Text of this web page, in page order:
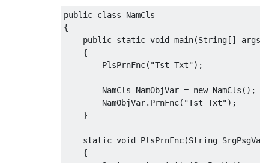
public class
NamCls
{
public static void main(String[] args
{
PlsPrnFnc( "Tst Txt");
NamCls NamObjVar = new NamCls ();
NamObjVar. PrnFnc( "Tst Txt");
}
static void PlsPrnFnc(String SrgPsgVal
{